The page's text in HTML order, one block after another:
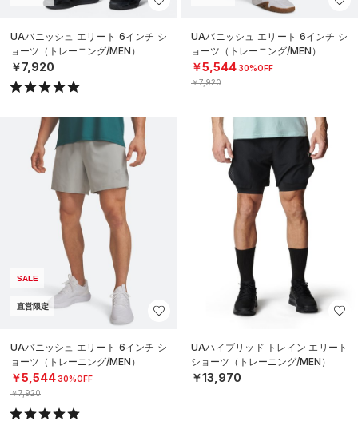
UAバニッシュ エリート 6インチ シ
ョーツ（トレーニング/MEN）
￥7,920
UAバニッシュ エリート 6インチ シ
ョーツ（トレーニング/MEN）
￥5,54430%OFF
￥7,920
SALE
直営限定
UAバニッシュ エリート 6インチ シ
ョーツ（トレーニング/MEN）
￥5,54430%OFF
￥7,920
UAハイブリッド トレイン エリート
ショーツ（トレーニング/MEN）
￥13,970